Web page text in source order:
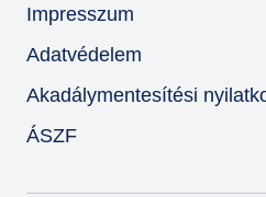
Impresszum
Adatvédelem
Akadálymentesítési
ÁSZF